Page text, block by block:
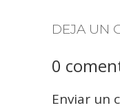
DEJA UN
0
Enviar un